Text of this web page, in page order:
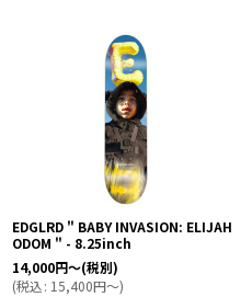
EDGLRD " BABY INVASION: ELIJAH
ODOM " - 8.25inch
14,000円～(税別)
(税込: 15,400円～)